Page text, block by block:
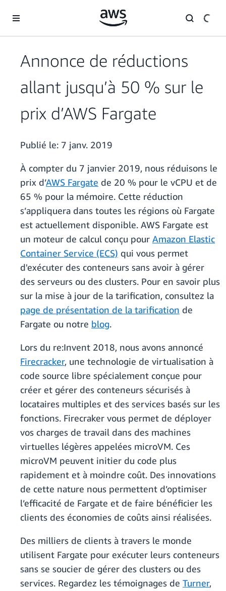
Annonce de réductions
allant jusqu’à 50 % sur le
prix d’AWS Fargate
Publié le: 7 janv. 2019
À compter du 7 janvier 2019, nous réduisons le
prix d’AWS Fargate de 20 % pour le vCPU et de
65 % pour la mémoire. Cette réduction
s’appliquera dans toutes les régions où Fargate
est actuellement disponible. AWS Fargate est
un moteur de calcul conçu pour Amazon Elastic
Container Service (ECS) qui vous permet
d'exécuter des conteneurs sans avoir à gérer
des serveurs ou des clusters. Pour en savoir plus
sur la mise à jour de la tarification, consultez la
page de présentation de la tarification de
Fargate ou notre blog.
Lors du re:Invent 2018, nous avons annoncé
Firecracker, une technologie de virtualisation à
code source libre spécialement conçue pour
créer et gérer des conteneurs sécurisés à
locataires multiples et des services basés sur les
fonctions. Firecraker vous permet de déployer
vos charges de travail dans des machines
virtuelles légères appelées microVM. Ces
microVM peuvent initier du code plus
rapidement et à moindre coût. Des innovations
de cette nature nous permettent d’optimiser
l’efficacité de Fargate et de faire bénéficier les
clients des économies de coûts ainsi réalisées.
Des milliers de clients à travers le monde
utilisent Fargate pour exécuter leurs conteneurs
sans se soucier de gérer des clusters ou des
services. Regardez les témoignages de Turner,